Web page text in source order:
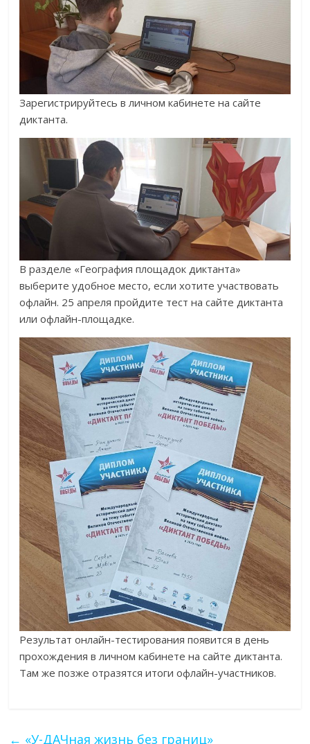
Зарегистрируйтесь в личном кабинете на сайте
диктанта.
В разделе «География площадок диктанта»
выберите удобное место, если хотите участвовать
офлайн. 25 апреля пройдите тест на сайте диктанта
или офлайн-площадке.
Результат онлайн-тестирования появится в день
прохождения в личном кабинете на сайте диктанта.
Там же позже отразятся итоги офлайн-участников.
← «У-ДАЧная жизнь без границ»